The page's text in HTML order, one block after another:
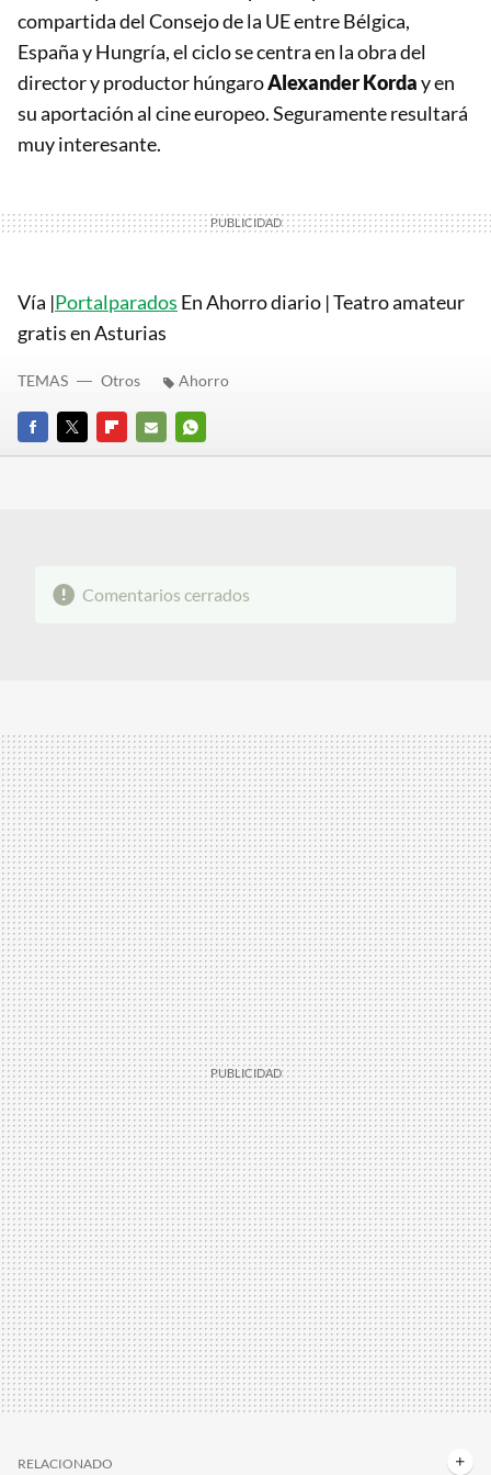
compartida del Consejo de la UE entre Bélgica,
España y Hungría, el ciclo se centra en la obra del
director y productor húngaroAlexander Korday en
su aportación al cine europeo. Seguramente resultará
muy interesante.
Vía |Portalparados En Ahorro diario | Teatro amateur
gratis en Asturias
FACEBOOK
TWITTERFLIPBOARD
E-
WHATSAPP
TEMAS Otros Ahorro
Comentarios cerrados
RELACIONADO